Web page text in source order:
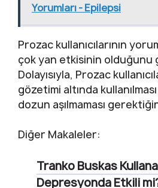
Yorumları - Epilepsi
Prozac kullanıcılarının
çok yan etkisinin
Dolayısıyla, Prozac
gözetimi altında
dozun aşılmaması
Diğer Makaleler:
Tranko Buskas
Depresyonda Etkili